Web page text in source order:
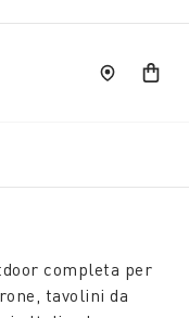
completa per
tavolini da